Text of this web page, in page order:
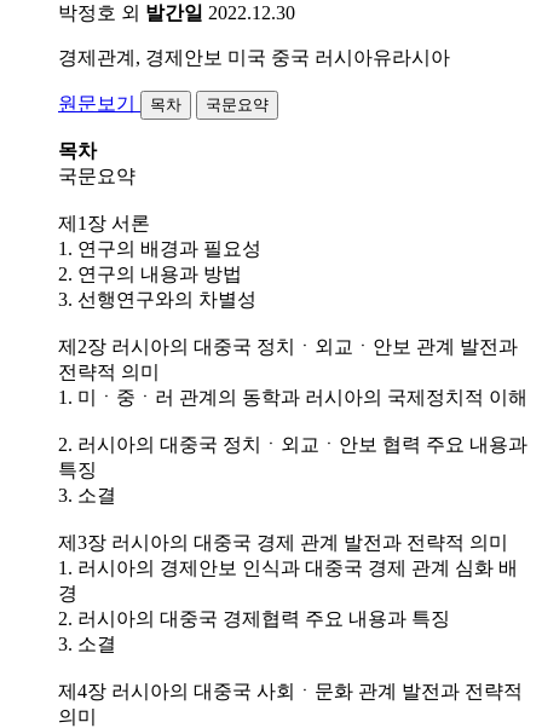
박정호 외 발간일 2022.12.30
경제관계, 경제안보 미국 중국 러시아유라시아
원문보기 목차 국문요약
목차
국문요약
제1장 서론
1. 연구의 배경과 필요성
2. 연구의 내용과 방법
3. 선행연구와의 차별성
제2장 러시아의 대중국 정치ㆍ외교ㆍ안보 관계 발전과
전략적 의미
1. 미ㆍ중ㆍ러 관계의 동학과 러시아의 국제정치적 이해
2. 러시아의 대중국 정치ㆍ외교ㆍ안보 협력 주요 내용과
특징
3. 소결
제3장 러시아의 대중국 경제 관계 발전과 전략적 의미
1. 러시아의 경제안보 인식과 대중국 경제 관계 심화 배
경
2. 러시아의 대중국 경제협력 주요 내용과 특징
3. 소결
제4장 러시아의 대중국 사회ㆍ문화 관계 발전과 전략적
의미